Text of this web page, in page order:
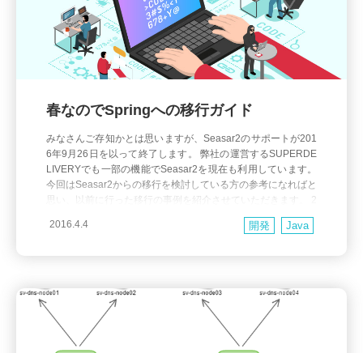
春なのでSpringへの移行ガイド
みなさんご存知かとは思いますが、Seasar2のサポートが201
6年9月26日を以って終了します。 弊社の運営するSUPERDE
LIVERYでも一部の機能でSeasar2を現在も利用しています。
今回はSeasar2からの移行を検討している方の参考になればと
思い、以前に行った移行の事例を紹介させていただきます。 2
014年にSUPERDELIVERYの商品登録機能をリニューアルし
た際、弊社で
2016.4.4 開発 Java